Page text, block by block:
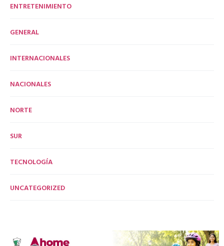
ENTRETENIMIENTO
GENERAL
INTERNACIONALES
NACIONALES
NORTE
SUR
TECNOLOGÍA
UNCATEGORIZED